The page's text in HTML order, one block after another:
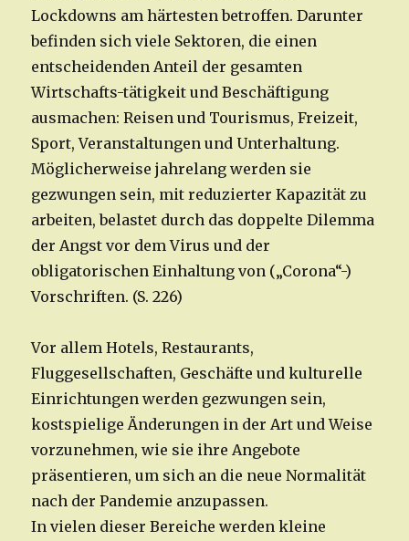
Lockdowns am härtesten betroffen. Darunter
befinden sich viele Sektoren, die einen
entscheidenden Anteil der gesamten
Wirtschafts-tätigkeit und Beschäftigung
ausmachen: Reisen und Tourismus, Freizeit,
Sport, Veranstaltungen und Unterhaltung.
Möglicherweise jahrelang werden sie
gezwungen sein, mit reduzierter Kapazität zu
arbeiten, belastet durch das doppelte Dilemma
der Angst vor dem Virus und der
obligatorischen Einhaltung von („Corona“-)
Vorschriften. (S. 226)
Vor allem Hotels, Restaurants,
Fluggesellschaften, Geschäfte und kulturelle
Einrichtungen werden gezwungen sein,
kostspielige Änderungen in der Art und Weise
vorzunehmen, wie sie ihre Angebote
präsentieren, um sich an die neue Normalität
nach der Pandemie anzupassen.
In vielen dieser Bereiche werden kleine